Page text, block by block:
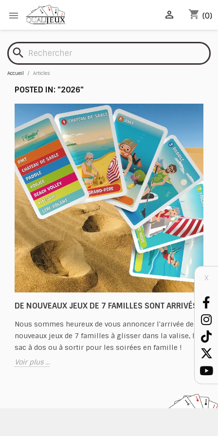
 shopping_cart (0)

search
Accueil Articles
POSTED IN: "2026"
DE NOUVEAUX JEUX DE 7 FAMILLES SONT ARRIVÉS !
Nous sommes heureux de vous annoncer l'arrivée de
nouveaux jeux de 7 familles à glisser dans la valise, le
sac à dos ou à sortir pour les soirées en famille !
Voir plus ...
X